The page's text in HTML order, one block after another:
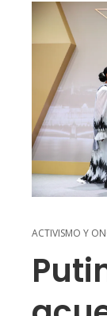
ACTIVISMO Y